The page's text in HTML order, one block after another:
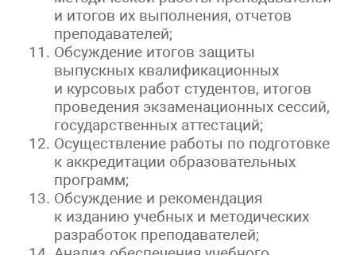
и итогов их выполнения, отчетов
преподавателей;
Обсуждение итогов защиты
выпускных квалификационных
и курсовых работ студентов, итогов
проведения экзаменационных сессий,
государственных аттестаций;
Осуществление работы по подготовке
к аккредитации образовательных
программ;
Обсуждение и рекомендация
к изданию учебных и методических
разработок преподавателей;